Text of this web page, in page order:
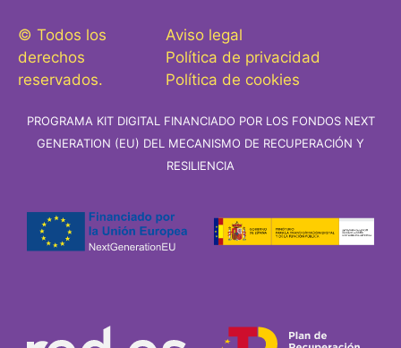
© Todos los
derechos
reservados.
Aviso legal
Política de privacidad
Política de cookies
PROGRAMA KIT DIGITAL FINANCIADO POR LOS FONDOS NEXT
GENERATION (EU) DEL MECANISMO DE RECUPERACIÓN Y
RESILIENCIA